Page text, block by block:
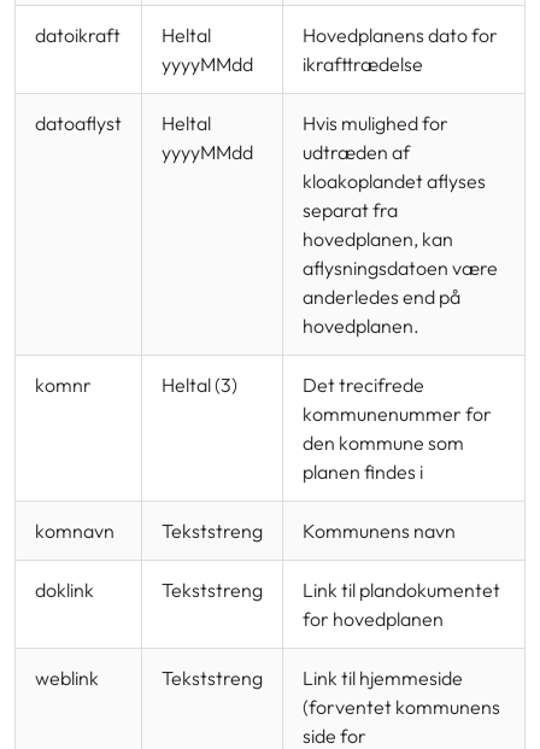
datoikraft
Heltal
yyyyMMdd
Hovedplanens dato for
ikrafttrædelse
datoaflyst
Heltal
yyyyMMdd
Hvis mulighed for
udtræden af
kloakoplandet aflyses
separat fra
hovedplanen, kan
aflysningsdatoen være
anderledes end på
hovedplanen.
komnr Heltal (3)
Det trecifrede
kommunenummer for
den kommune som
planen findes i
komnavn Tekststreng Kommunens navn
doklink Tekststreng
Link til plandokumentet
for hovedplanen
weblink Tekststreng
Link til hjemmeside
(forventet kommunens
side for